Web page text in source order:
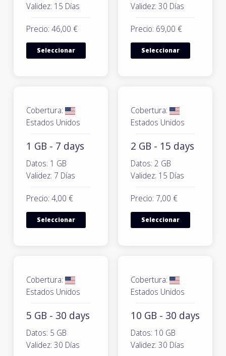
Validez: 15 Días
Precio: 46,00 €
Seleccionar
Validez: 30 Días
Precio: 69,00 €
Seleccionar
Cobertura:
Estados Unidos
1 GB - 7 days
Datos: 1 GB
Validez: 7 Días
Precio: 4,00 €
Seleccionar
Cobertura:
Estados Unidos
2 GB - 15 days
Datos: 2 GB
Validez: 15 Días
Precio: 7,00 €
Seleccionar
Cobertura:
Estados Unidos
5 GB - 30 days
Datos: 5 GB
Validez: 30 Días
Cobertura:
Estados Unidos
10 GB - 30 days
Datos: 10 GB
Validez: 30 Días